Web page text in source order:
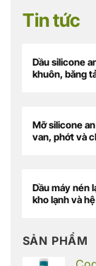
Tin tức
Dầu silicone
khuôn, băng
Mỡ silicone
van, phớt và
Dầu máy nén
kho lạnh và
SẢN PHẨM